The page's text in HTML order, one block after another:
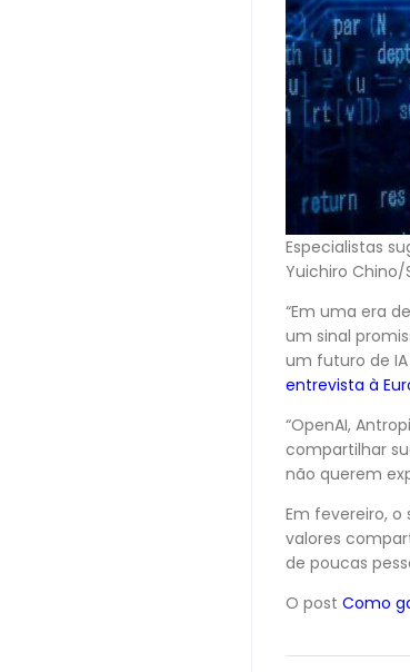
Especialistas
Yuichiro
“Em uma era
um sinal
um futuro de
entrevista à
“OpenAI,
compartilhar
não querem
Em fevereiro, o
valores
de poucas
O post Como